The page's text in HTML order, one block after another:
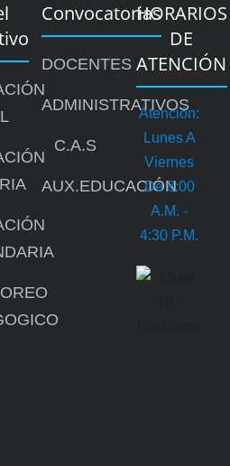
Convocatorias
DOCENTES
ADMINISTRATIVOS
C.A.S
AUX.EDUCACIÓN
HORARIOS
DE
ATENCIÓN
Atención:
Lunes A
Viernes
De 8:00
A.m. -
4:30 P.m.